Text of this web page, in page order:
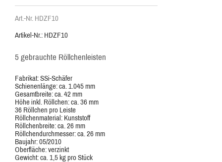
Art.-Nr. HDZF10
Artikel-Nr.: HDZF10
5 gebrauchte Röllchenleisten
Fabrikat: SSi-Schäfer
Schienenlänge: ca. 1.045 mm
Gesamtbreite: ca. 42 mm
Höhe inkl. Röllchen: ca. 36 mm
36 Röllchen pro Leiste
Röllchenmaterial: Kunststoff
Röllchenbreite: ca. 26 mm
Röllchendurchmesser: ca. 26 mm
Baujahr: 05/2010
Oberfläche: verzinkt
Gewicht: ca. 1,5 kg pro Stück